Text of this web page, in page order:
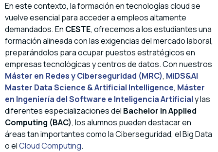
En este contexto, la formación en tecnologías cloud se
vuelve esencial para acceder a empleos altamente
demandados. En CESTE, ofrecemos a los estudiantes una
formación alineada con las exigencias del mercado laboral,
preparándolos para ocupar puestos estratégicos en
empresas tecnológicas y centros de datos. Con nuestros
Máster en Redes y Ciberseguridad (MRC), MiDS&AI
Master Data Science & Artificial Intelligence, Máster
en Ingeniería del Software e Inteligencia Artificialy las
diferentes especializaciones del Bachelor in Applied
Computing (BAC), los alumnos pueden destacar en
áreas tan importantes como la Ciberseguridad, el Big Data
o elCloud Computing.